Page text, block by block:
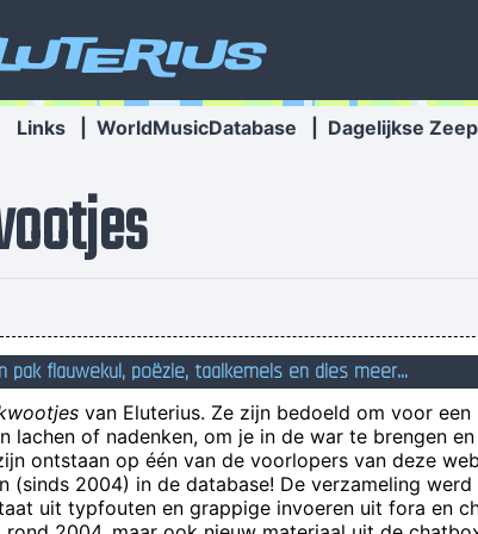
Links WorldMusicDatabase Dagelijkse Zeep
Waarschijnlijk weer zo'n takkewijf!
pak flauwekul, poëzie, taalkemels en dies meer...
van Eluterius. Ze zijn bedoeld om voor
lachen of nadenken, om je in de war te brengen
ontstaan op één van de voorlopers van deze
(sinds 2004) in de database! De verzameling
uit typfouten en grappige invoeren uit fora en